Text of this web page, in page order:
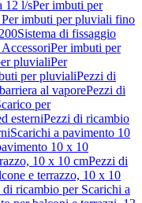
12 l/sPer imbuti per
imbuti per pluviali fino
Sistema di fissaggio
Per imbuti per
pluvialiPer
per pluvialiPezzi di
al vaporePezzi di
per
esterniPezzi di ricambio
Scarichi a pavimento 10
10 x 10
10 x 10 cmPezzi di
e terrazzo, 10 x 10
di ricambio per Scarichi a